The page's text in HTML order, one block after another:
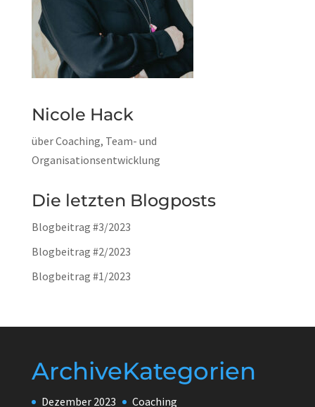
Nicole Hack
über Coaching, Team- und
Organisationsentwicklung
Die letzten Blogposts
Blogbeitrag #3/2023
Blogbeitrag #2/2023
Blogbeitrag #1/2023
Archive
Dezember 2023
Kategorien
Coaching